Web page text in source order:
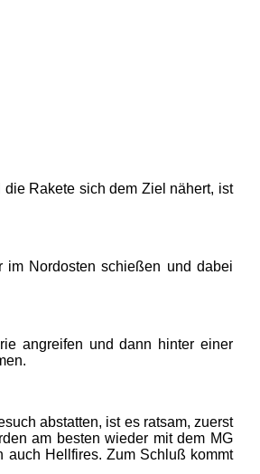
Rakete sich dem Ziel nähert, ist
im Nordosten schießen und dabei
angreifen und dann hinter einer
abstatten, ist es ratsam, zuerst
am besten wieder mit dem MG
auch Hellfires. Zum Schluß kommt